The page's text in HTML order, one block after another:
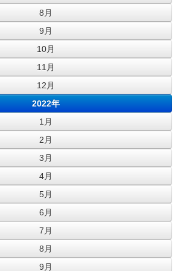
8月
9月
10月
11月
12月
2022年
1月
2月
3月
4月
5月
6月
7月
8月
9月